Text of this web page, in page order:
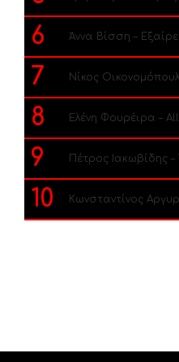
6 Άννα Βίσση –
7 Νίκος
8 Ελένη Φουρέιρα –
9 Πέτρος Ιακωβίδης –
10 Κωνσταντίνος